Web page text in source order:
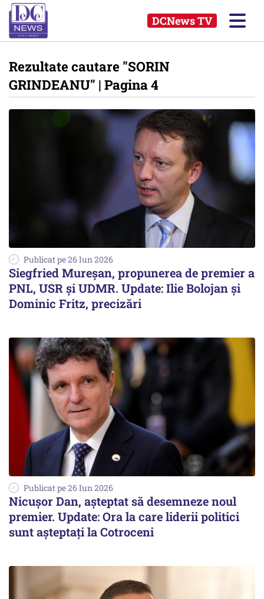
DCNews TV
Rezultate cautare "SORIN
GRINDEANU" | Pagina 4
Publicat pe 26 Iun 2026
Siegfried Mureșan, propunerea de premier a
PNL, USR și UDMR. Update: Ilie Bolojan și
Dominic Fritz, precizări
Publicat pe 26 Iun 2026
Nicușor Dan, așteptat să desemneze noul
premier. Update: Ora la care liderii politici
sunt aşteptaţi la Cotroceni